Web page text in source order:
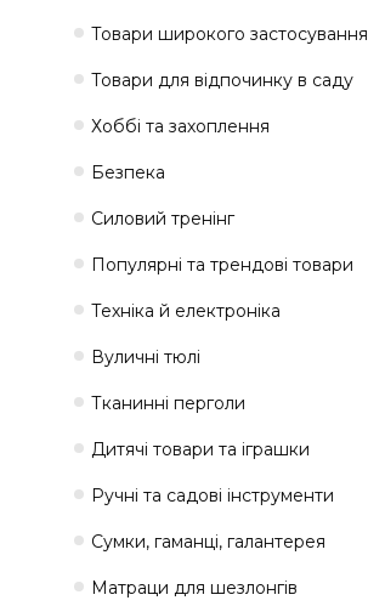
Товари широкого застосування
Товари для відпочинку в саду
Хоббі та захоплення
Безпека
Силовий тренінг
Популярні та трендові товари
Техніка й електроніка
Вуличні тюлі
Тканинні перголи
Дитячі товари та іграшки
Ручні та садові інструменти
Сумки, гаманці, галантерея
Матраци для шезлонгів